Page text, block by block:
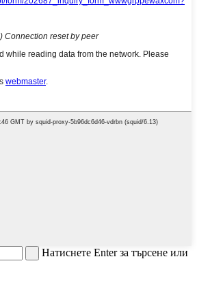
Натиснете Enter за търсене или